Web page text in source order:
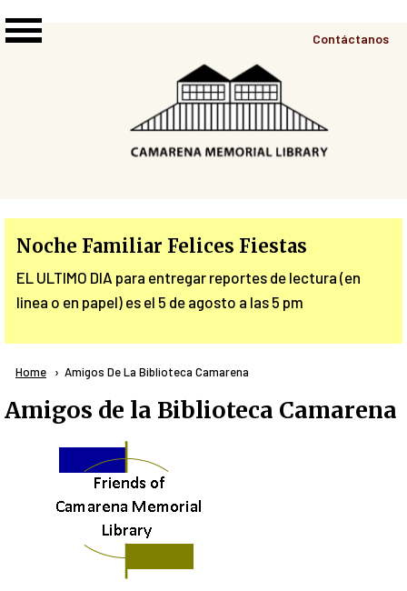
Top
Menu
Contáctanos
Noche Familiar Felices Fiestas
EL ULTIMO DIA para entregar reportes de lectura (en
linea o en papel) es el 5 de agosto a las 5 pm
Breadcrumb
Home Current:
Amigos De La Biblioteca Camarena
Amigos de la Biblioteca Camarena